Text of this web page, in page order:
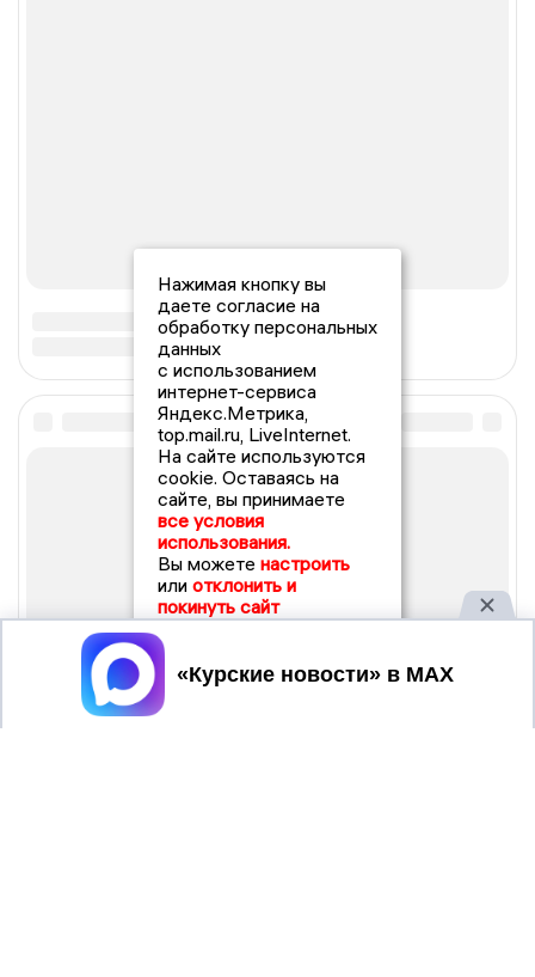
Нажимая кнопку вы
даете согласие на
обработку персональных
данных
с использованием
интернет-сервиса
Яндекс.Метрика,
top.mail.ru, LiveInternet.
На сайте используются
cookie. Оставаясь на
сайте, вы принимаете
все условия
использования.
Вы можете настроить
или отклонить и
покинуть сайт
Принять